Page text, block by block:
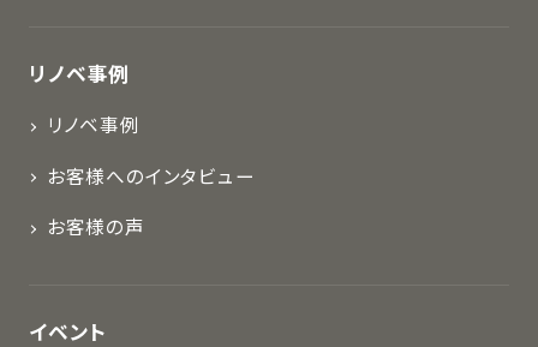
リノベ事例
リノベ事例
お客様へのインタビュー
お客様の声
イベント